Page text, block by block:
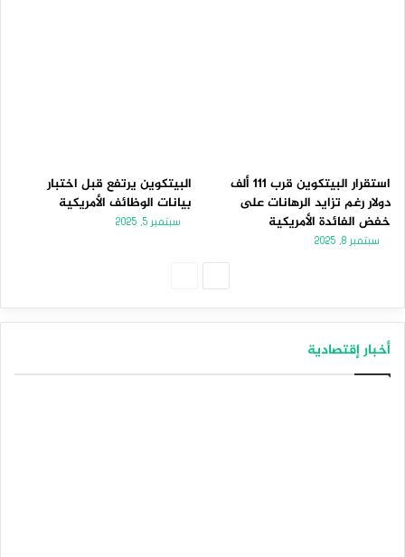
استقرار البيتكوين قرب 111 ألف
دولار رغم تزايد الرهانات على
خفض الفائدة الأمريكية
سبتمبر 8, 2025
البيتكوين يرتفع قبل اختبار
بيانات الوظائف الأمريكية
سبتمبر 5, 2025
أخبار إقتصادية